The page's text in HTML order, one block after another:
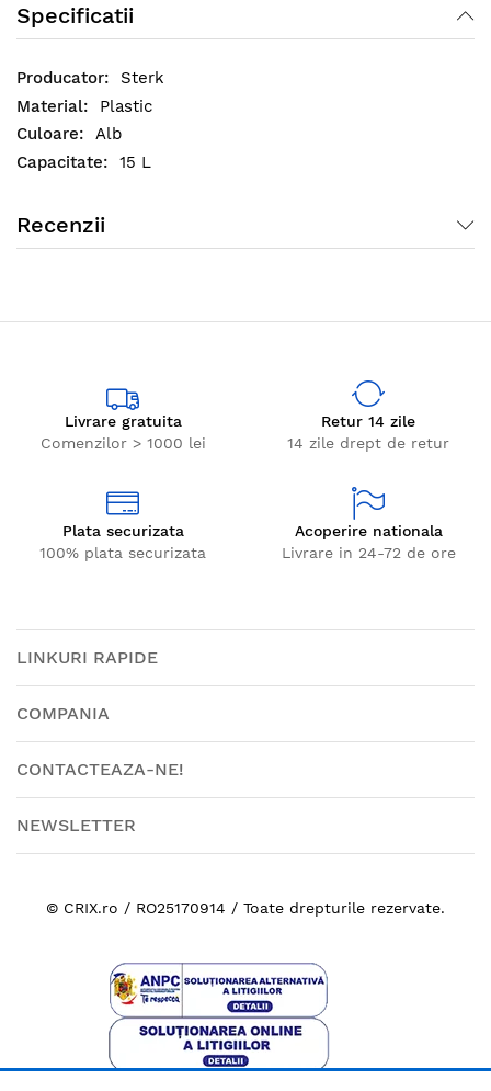
sparge sau fisura, mentinandu-si forma indiferent de
conditiile in care este depozitata.
Specificatii
Sterk
Plastic
Alb
15 L
Recenzii
Livrare gratuita
Comenzilor > 1000 lei
Retur 14 zile
14 zile drept de retur
Plata securizata
100% plata securizata
Acoperire nationala
Livrare in 24-72 de ore
LINKURI RAPIDE
COMPANIA
CONTACTEAZA-NE!
NEWSLETTER
© CRIX.ro / RO25170914 / Toate drepturile rezervate.